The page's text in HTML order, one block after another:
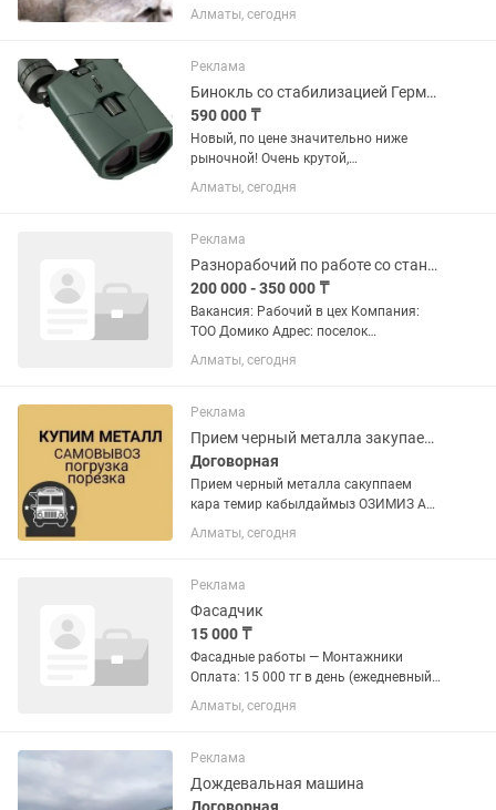
забой по исламу.
Алматы, сегодня
Реклама
Бинокль со стабилизацией Германия
590 000 ₸
Новый, по цене значительно ниже
рыночной! Очень крутой,
инновационный бинокль , Германия !
Бинокль со стабилизацией
дрожания. Многослойное покрытие
ALPEN UBX для...
Алматы, сегодня
Реклама
Разнорабочий по работе со станками
200 000 - 350 000 ₸
Вакансия: Рабочий в цех Компания:
ТОО Домико Адрес: поселок
Кыргауылды по верхней трассе между
Алматой и каскеленом Обязанности:
Резка, Шлифовка и Сверление...
Алматы, сегодня
Реклама
Прием черный металла закупаем кара темир кабылдаймыз
Договорная
Прием черный металла сакуппаем
кара темир кабылдаймыз ОЗИМИЗ АП
КЕТЕМИЗ УЙДЕН АЛЫП КЕТУ ТЕГИН
ЛУБОЙ МЕТАЛ АЛАМЫЗ самовывоз в
самовывоз кг Приём металл любого
объёма...
Алматы, сегодня
Реклама
Фасадчик
15 000 ₸
Фасадные работы — Монтажники
Оплата: 15 000 тг в день (ежедневный
расчет) Город: Алматы (жилые
комплексы 8–9 этажей) График:
работы: Монтаж фасадных систем из...
Алматы, сегодня
Реклама
Дождевальная машина